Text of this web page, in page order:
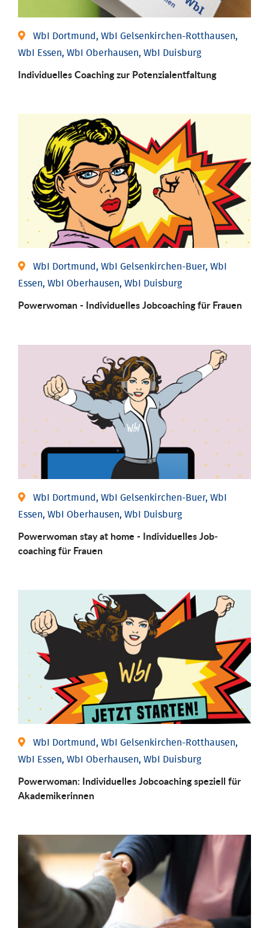
WbI Dortmund, WbI Gelsenkirchen-Rotthausen,
WbI Essen, WbI Oberhausen, WbI Duisburg
Individuelles Coaching zur Potenzialentfaltung
WbI Dortmund, WbI Gelsenkirchen-Buer, WbI
Essen, WbI Oberhausen, WbI Duisburg
Powerwoman - Individu­elles Job­coaching für Frauen
WbI Dortmund, WbI Gelsenkirchen-Buer, WbI
Essen, WbI Oberhausen, WbI Duisburg
Powerwoman stay at home - Individu­elles Job­
coaching für Frauen
WbI Dortmund, WbI Gelsenkirchen-Rotthausen,
WbI Essen, WbI Oberhausen, WbI Duisburg
Powerwoman: Individu­elles Job­coaching speziell für
Aka­demiker­innen